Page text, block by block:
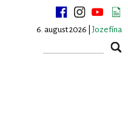
6. august 2026 | Jozefína